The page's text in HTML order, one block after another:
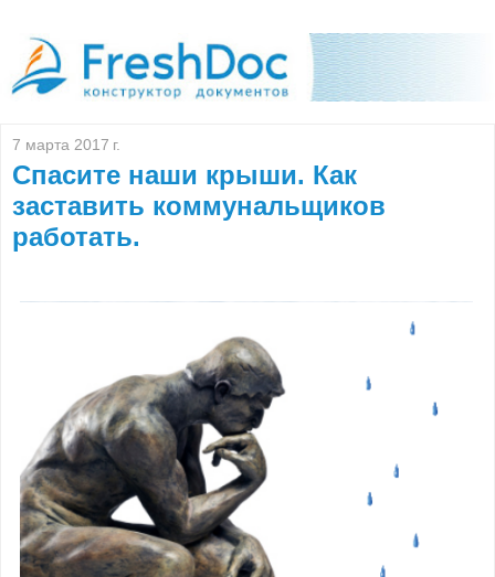
7 марта 2017 г.
Спасите наши крыши. Как
заставить коммунальщиков
работать.